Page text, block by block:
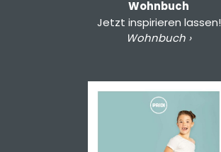
Wohnbuch
Jetzt inspirieren lassen!
Wohnbuch ›